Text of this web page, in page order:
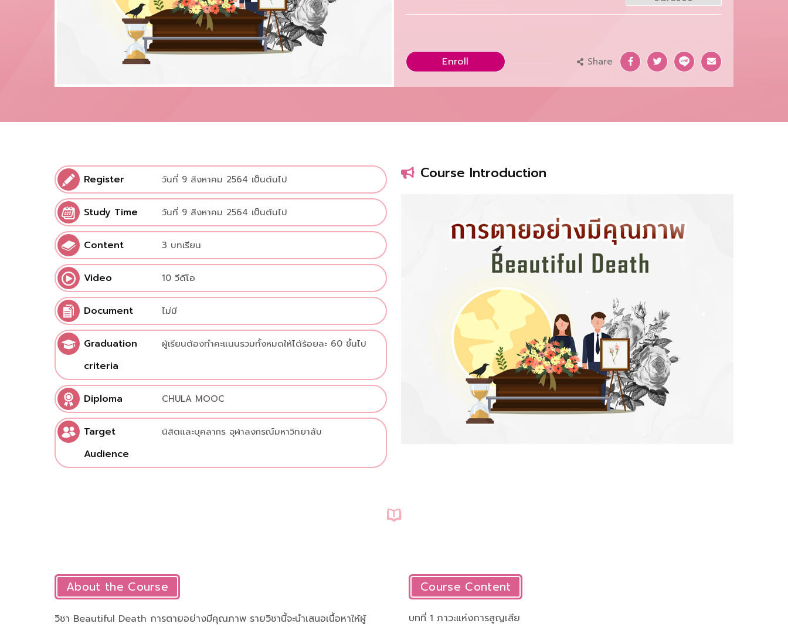
Enroll Share
Register วันที่ 9 สิงหาคม 2564 เป็นต้นไป
Study Time วันที่ 9 สิงหาคม 2564 เป็นต้นไป
Content 3 บทเรียน
Video 10 วีดีโอ
Document ไม่มี
Graduation
criteria
ผู้เรียนต้องทำคะแนนรวมทั้งหมดให้ได้ร้อยละ 60 ขึ้นไป
Diploma CHULA MOOC
Target
Audience
นิสิตและบุคลากร จุฬาลงกรณ์มหาวิทยาลับ
Course Introduction
About the Course
วิชา Beautiful Death การตายอย่างมีคุณภาพ รายวิชานี้จะนำเสนอเนื้อหาให้ผู้
Course Content
บทที่ 1 ภาวะแห่งการสูญเสีย